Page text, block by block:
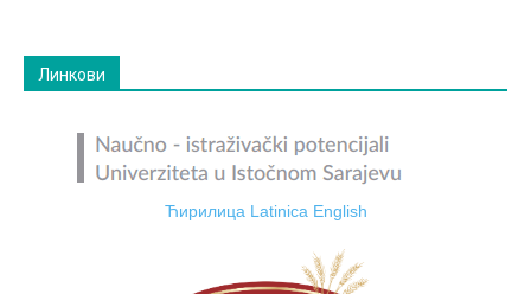
Линкови
Ћирилица Latinica English